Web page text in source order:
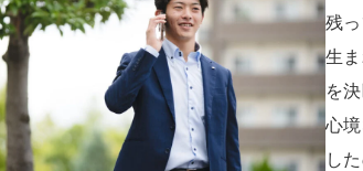
残
生
を
心
し